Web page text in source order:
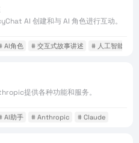
AI 创建和与 AI 角色进行互动。
AI角色 # 交互式故事讲述 # 人工智能
提供各种功能和服务。
AI助手 # Anthropic # Claude